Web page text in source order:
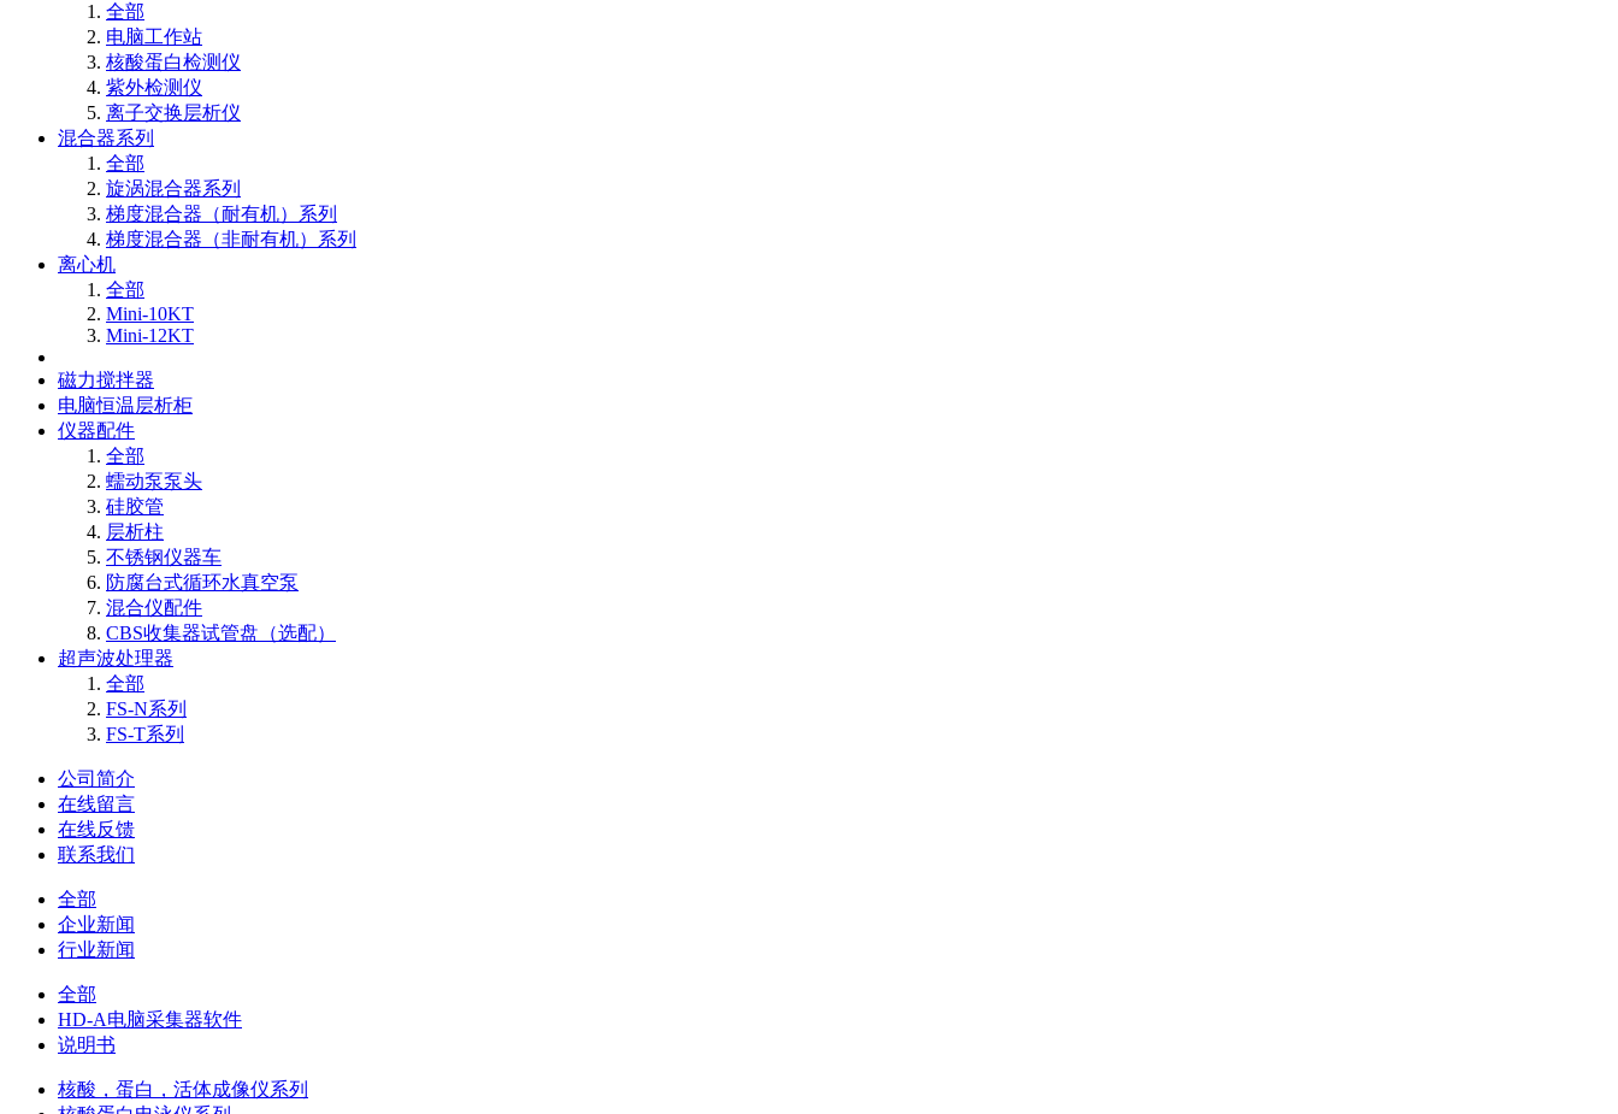
全部
电脑工作站
核酸蛋白检测仪
紫外检测仪
离子交换层析仪
混合器系列
全部
旋涡混合器系列
梯度混合器（耐有机）系列
梯度混合器（非耐有机）系列
离心机
全部
Mini-10KT
Mini-12KT
磁力搅拌器
电脑恒温层析柜
仪器配件
全部
蠕动泵泵头
硅胶管
层析柱
不锈钢仪器车
防腐台式循环水真空泵
混合仪配件
CBS收集器试管盘（选配）
超声波处理器
全部
FS-N系列
FS-T系列
公司简介
在线留言
在线反馈
联系我们
全部
企业新闻
行业新闻
全部
HD-A电脑采集器软件
说明书
核酸，蛋白，活体成像仪系列